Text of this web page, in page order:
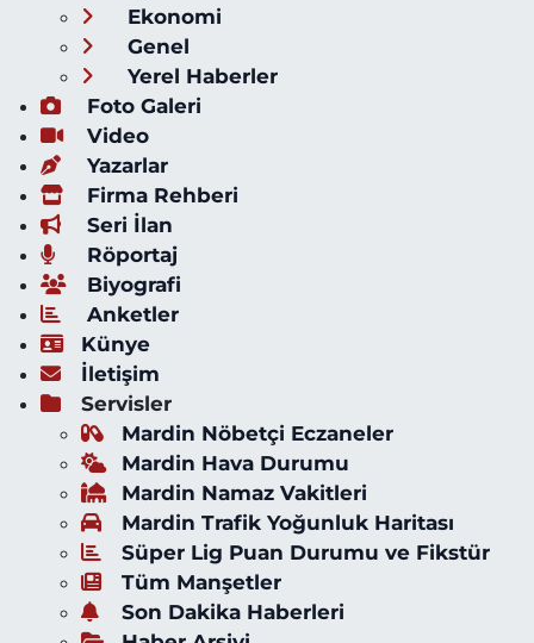
Ekonomi
Genel
Yerel Haberler
Foto Galeri
Video
Yazarlar
Firma Rehberi
Seri İlan
Röportaj
Biyografi
Anketler
Künye
İletişim
Servisler
Mardin Nöbetçi Eczaneler
Mardin Hava Durumu
Mardin Namaz Vakitleri
Mardin Trafik Yoğunluk Haritası
Süper Lig Puan Durumu ve Fikstür
Tüm Manşetler
Son Dakika Haberleri